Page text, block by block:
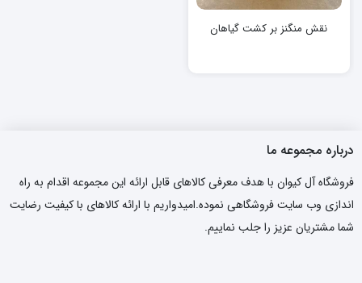
نقش منگنز بر کشت گیاهان
درباره مجموعه ما
فروشگاه آل کیوان با هدف معرفی کالاهای قابل ارائه این مجموعه اقدام به راه
اندازی وب سایت فروشگاهی نموده.امیدواریم با ارائه کالاهای با کیفیت رضایت
شما مشتریان عزیز را جلب نماییم.